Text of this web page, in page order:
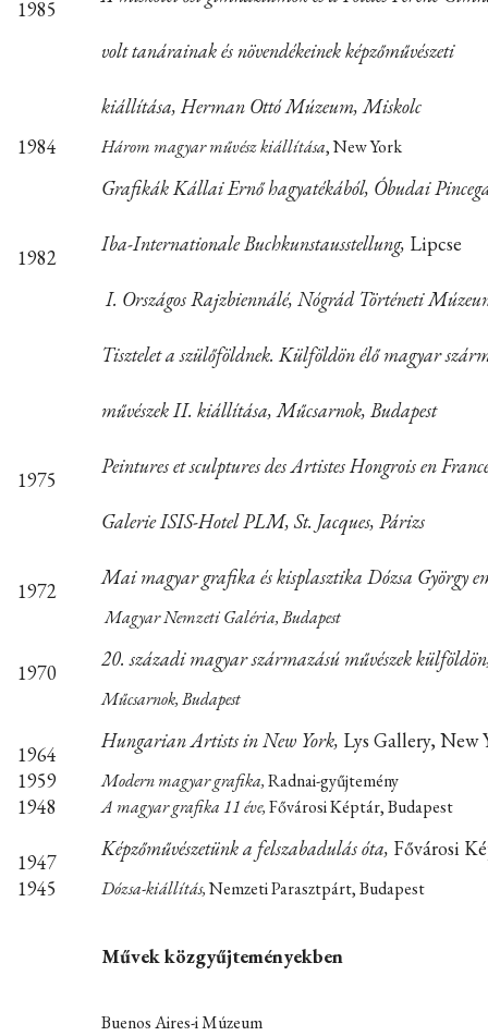
1985
volt tanárainak és növendékeinek képzőművészeti
kiállítása, Herman Ottó Múzeum, Miskolc
1984
Három magyar művészkiállítása, New York
Grafikák Kállai Ernő hagyatékából, Óbudai
1982
Iba-Internationale Buchkunstausstellung, Lipcse
I. Országos Rajzbiennálé, Nógrád Történeti
Tisztelet a szülőföldnek. Külföldön élő magyar
művészek II. kiállítása, Műcsarnok, Budapest
1975
Peintures et sculptures des Artistes Hongrois en
Galerie ISIS-Hotel PLM, St. Jacques, Párizs
1972
Mai magyar grafika és kisplasztika Dózsa György
Magyar Nemzeti Galéria, Budapest
1970
20. századi magyar származású művészek
Műcsarnok, Budapest
1964
Hungarian Artists in New York, Lys Gallery, New
1959
Modern magyar grafika,Radnai-gyűjtemény
1948 A magyar grafika 11 éve,Fővárosi Képtár, Budapest
1947
Képzőművészetünk a felszabadulás óta, Fővárosi
1945
Dózsa-kiállítás,Nemzeti Parasztpárt, Budapest
Művek közgyűjteményekben
Buenos Aires-i Múzeum